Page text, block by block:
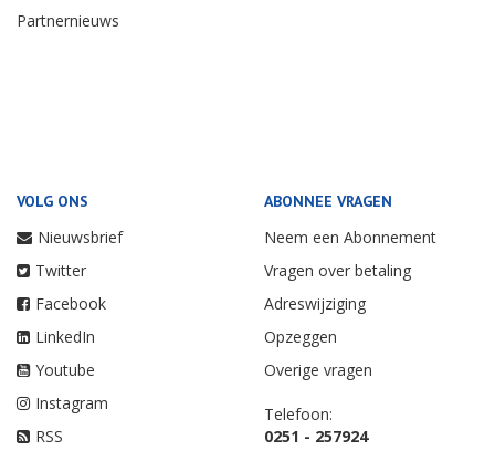
Partnernieuws
VOLG ONS
Nieuwsbrief
Twitter
Facebook
LinkedIn
Youtube
Instagram
RSS
ABONNEE VRAGEN
Neem een Abonnement
Vragen over betaling
Adreswijziging
Opzeggen
Overige vragen
Telefoon:
0251 - 257924